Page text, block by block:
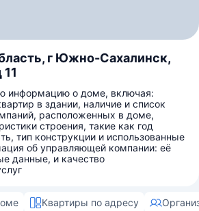
г Южно-Сахалинск,
информацию о доме, включая:
в здании, наличие и список
расположенных в доме,
строения, такие как год
тип конструкции и использованные
об управляющей компании: её
данные, и качество
Квартиры по адресу